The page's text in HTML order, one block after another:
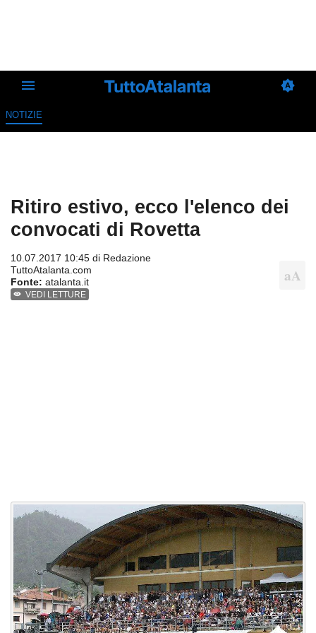
NOTIZIE
Ritiro estivo, ecco l'elenco dei
convocati di Rovetta
10.07.2017 10:45 di Redazione
TuttoAtalanta.com
Fonte: atalanta.it
VEDI LETTURE